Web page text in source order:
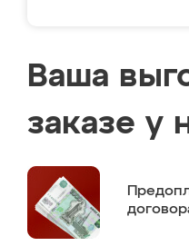
Ваша
заказе у